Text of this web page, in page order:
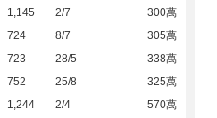
1,145 2/7
300萬
724 8/7
305萬
723 28/5
338萬
752 25/8
325萬
1,244 2/4
570萬